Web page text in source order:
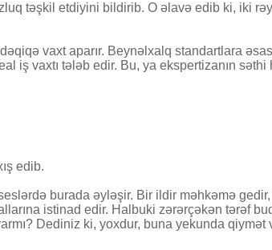
təşkil etdiyini bildirib. O əlavə edib ki, iki
vaxt aparır. Beynəlxalq standartlara
iş vaxtı tələb edir. Bu, ya ekspertizanın
edib.
burada əyləşir. Bir ildir məhkəmə
istinad edir. Halbuki zərərçəkən tərəf
Dediniz ki, yoxdur, buna yekunda